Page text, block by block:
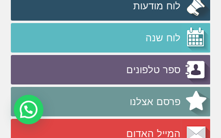
לוח מודעות
לוח שנה
ספר טלפונים
פרסם אצלנו
המייל האדום